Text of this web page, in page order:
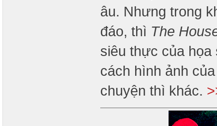
âu. Nhưng trong
đáo, thì The
siêu thực của
cách hình ảnh
chuyện thì khác.